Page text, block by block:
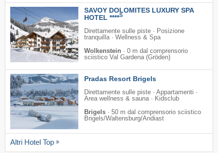
SAVOY DOLOMITES LUXURY SPA
HOTEL ****S
Direttamente sulle piste · Posizione
tranquilla · Wellness & Spa
Wolkenstein · 0 m dal comprensorio
sciistico Val Gardena (Gröden)
Pradas Resort Brigels
Direttamente sulle piste · Appartamenti ·
Area wellness & sauna · Kidsclub
Brigels · 50 m dal comprensorio sciistico
Brigels/​Waltensburg/​Andiast
Altri Hotel Top